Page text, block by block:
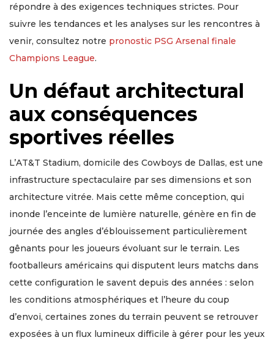
répondre à des exigences techniques strictes. Pour
suivre les tendances et les analyses sur les rencontres à
venir, consultez notre pronostic PSG Arsenal finale
Champions League.
Un défaut architectural
aux conséquences
sportives réelles
L’AT&T Stadium, domicile des Cowboys de Dallas, est une
infrastructure spectaculaire par ses dimensions et son
architecture vitrée. Mais cette même conception, qui
inonde l’enceinte de lumière naturelle, génère en fin de
journée des angles d’éblouissement particulièrement
gênants pour les joueurs évoluant sur le terrain. Les
footballeurs américains qui disputent leurs matchs dans
cette configuration le savent depuis des années : selon
les conditions atmosphériques et l’heure du coup
d’envoi, certaines zones du terrain peuvent se retrouver
exposées à un flux lumineux difficile à gérer pour les yeux